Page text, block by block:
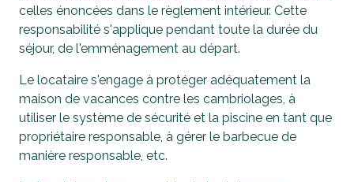
celles énoncées dans le règlement intérieur. Cette
responsabilité s'applique pendant toute la durée du
séjour, de l'emménagement au départ.
Le locataire s'engage à protéger adéquatement la
maison de vacances contre les cambriolages, à
utiliser le système de sécurité et la piscine en tant que
propriétaire responsable, à gérer le barbecue de
manière responsable, etc.